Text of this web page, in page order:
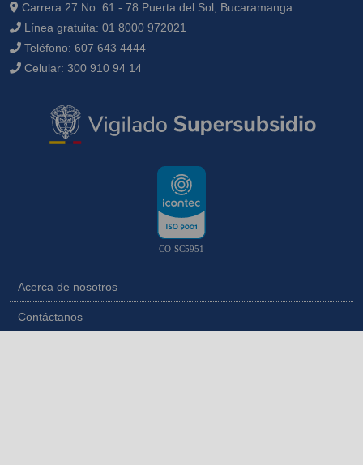
Carrera 27 No. 61 - 78 Puerta del Sol, Bucaramanga.
Línea gratuita: 01 8000 972021
Teléfono: 607 643 4444
Celular: 300 910 94 14
CO-SC5951
Acerca de nosotros
Contáctanos